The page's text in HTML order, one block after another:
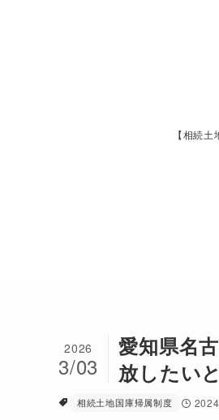
【相続
愛知県名
放したい
2026
3/03
相続土地国庫帰属制度